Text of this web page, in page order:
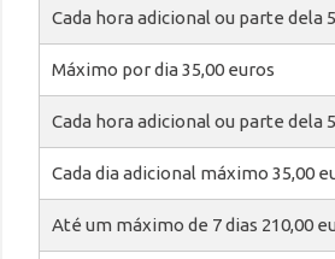
Cada hora adicional ou parte dela
Máximo por dia 35,00 euros
Cada hora adicional ou parte dela
Cada dia adicional máximo 35,00
Até um máximo de 7 dias 210,00